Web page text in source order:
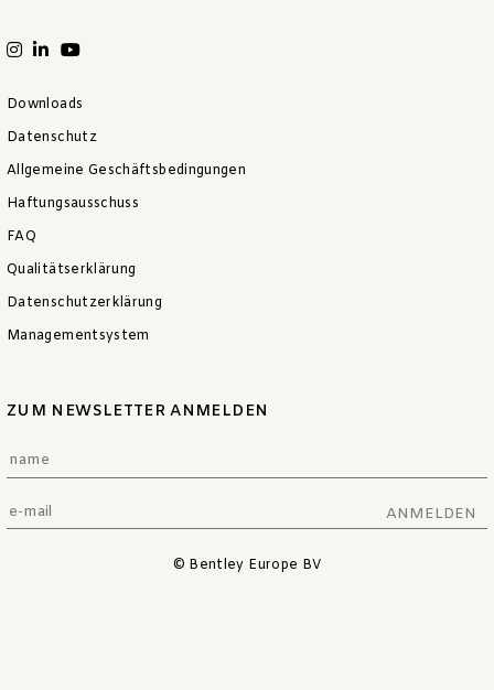
Downloads
Datenschutz
Allgemeine Geschäftsbedingungen
Haftungsausschuss
FAQ
Qualitätserklärung
Datenschutzerklärung
Managementsystem
ZUM NEWSLETTER ANMELDEN
ANMELDEN
© Bentley Europe BV